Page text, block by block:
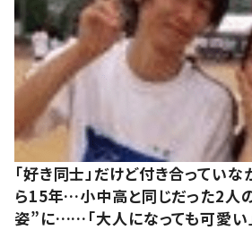
「好き同士」だけど付き合ってい
ら15年…小中高と同じだった2人
姿”に……「大人になっても可愛い